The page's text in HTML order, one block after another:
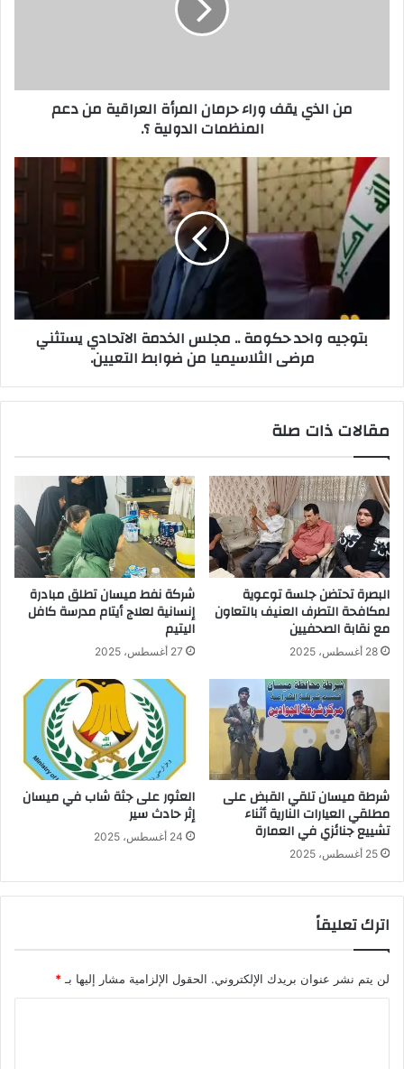
دعم
المنظماتمن الذي يقف وراء حرمان المرأة العراقية من دعم
المنظمات الدولية ؟.
بتوجيه
واحد
حكومة
..
مجلس
الخدمة
الاتحادي
مرضى
الثلاسيميا
بتوجيه واحد حكومة .. مجلس الخدمة الاتحادي يستثني
مرضى الثلاسيميا من ضوابط التعيين.
مقالات ذات صلة
البصرة تحتضن جلسة توعوية
لمكافحة التطرف العنيف بالتعاون
مع نقابة الصحفيين
28 أغسطس، 2025
شركة نفط ميسان تطلق مبادرة
إنسانية لعلاج أيتام مدرسة كافل
اليتيم
27 أغسطس، 2025
شرطة ميسان تلقي القبض على
مطلقي العيارات النارية أثناء
تشييع جنائزي في العمارة
25 أغسطس، 2025
العثور على جثة شاب في ميسان
إثر حادث سير
24 أغسطس، 2025
اترك تعليقاً
لن يتم نشر عنوان بريدك الإلكتروني. الحقول الإلزامية مشار إليها بـ*